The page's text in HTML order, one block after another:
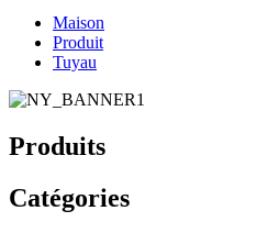
Maison
Produit
Tuyau
Produits
Catégories